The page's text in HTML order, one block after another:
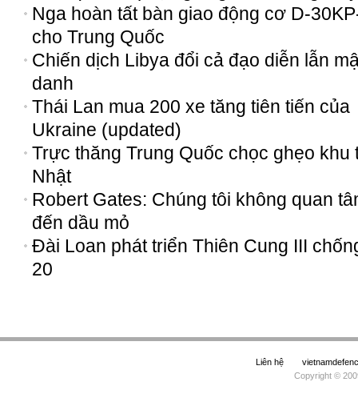
Nga hoàn tất bàn giao động cơ D-
cho Trung Quốc
Chiến dịch Libya đổi cả đạo diễn lẫn
danh
Thái Lan mua 200 xe tăng tiên tiến của
Ukraine (updated)
Trực thăng Trung Quốc chọc ghẹo khu
Nhật
Robert Gates: Chúng tôi không quan
đến dầu mỏ
Đài Loan phát triển Thiên Cung III
20
Liên hệ
Copyright ©